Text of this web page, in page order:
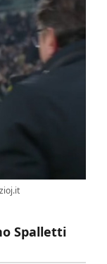
Spalletti